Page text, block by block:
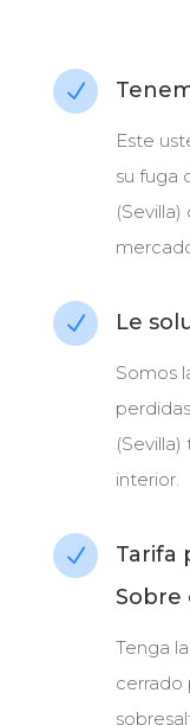
N
Este
su fuga
N Le
Somos
interior.
N
Tarifa
Sobre
Tenga
cerrado